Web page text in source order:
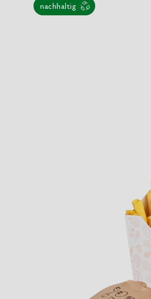
nachhaltig